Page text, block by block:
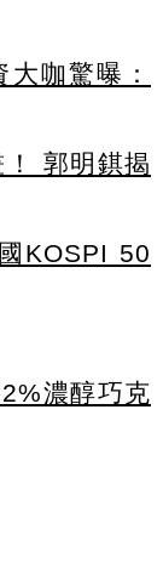
咖驚曝：
郭明錤揭
KOSPI 50
濃醇巧克